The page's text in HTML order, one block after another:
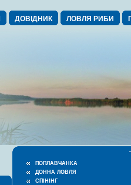
ДОВІДНИК ЛОВЛЯ РИБИ
ПОПЛАВЧАНКА
ДОННА ЛОВЛЯ
СПІНІНГ